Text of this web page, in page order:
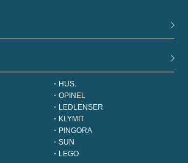
HUS.
OPINEL
LEDLENSER
KLYMIT
PINGORA
SUN
LEGO